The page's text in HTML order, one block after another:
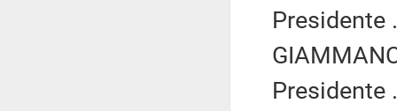
Presidente
Presidente